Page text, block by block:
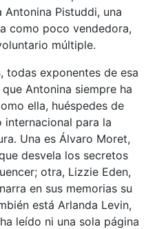
Pistuddi, una
como poco vendedora,
múltiple.
todas exponentes de esa
Antonina siempre ha
ella, huéspedes de
internacional para la
Una es Álvaro Moret,
desvela los secretos
otra, Lizzie Eden,
en sus memorias su
está Arlanda Levin,
leído ni una sola página